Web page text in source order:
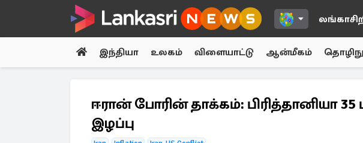
இந்தியா உலகம் விளையாட்டு ஆன்மீகம்
ஈரான் போரின் தாக்கம்: பிரித்தானியா
இழப்பு